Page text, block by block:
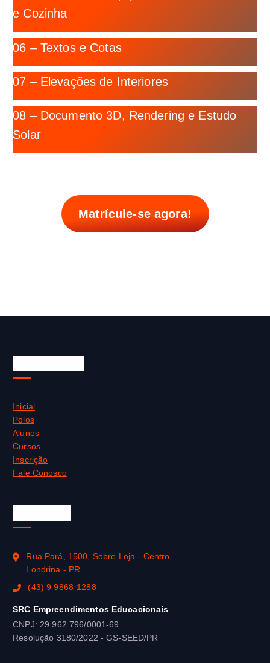
e Cozinha
06 – Textos e Cotas
07 – Elevações de Interiores
08 – Documento 3D, Rendering e Estudo
Solar
Matrícule-se agora!
Inicial
Polos
Alunos
Cursos
Inscrição
Fale Conosco
Rua Pará, 1500, Sobre Loja - Centro,
Londrina - PR
(43) 9 9868-1288
SRC Empreendimentos Educacionais
CNPJ: 29.962.796/0001-69
Resolução 3180/2022 - GS-SEED/PR